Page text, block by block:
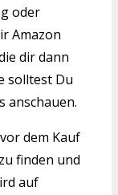
oder
Amazon
dir dann
solltest Du
anschauen.
dem Kauf
finden und
auf